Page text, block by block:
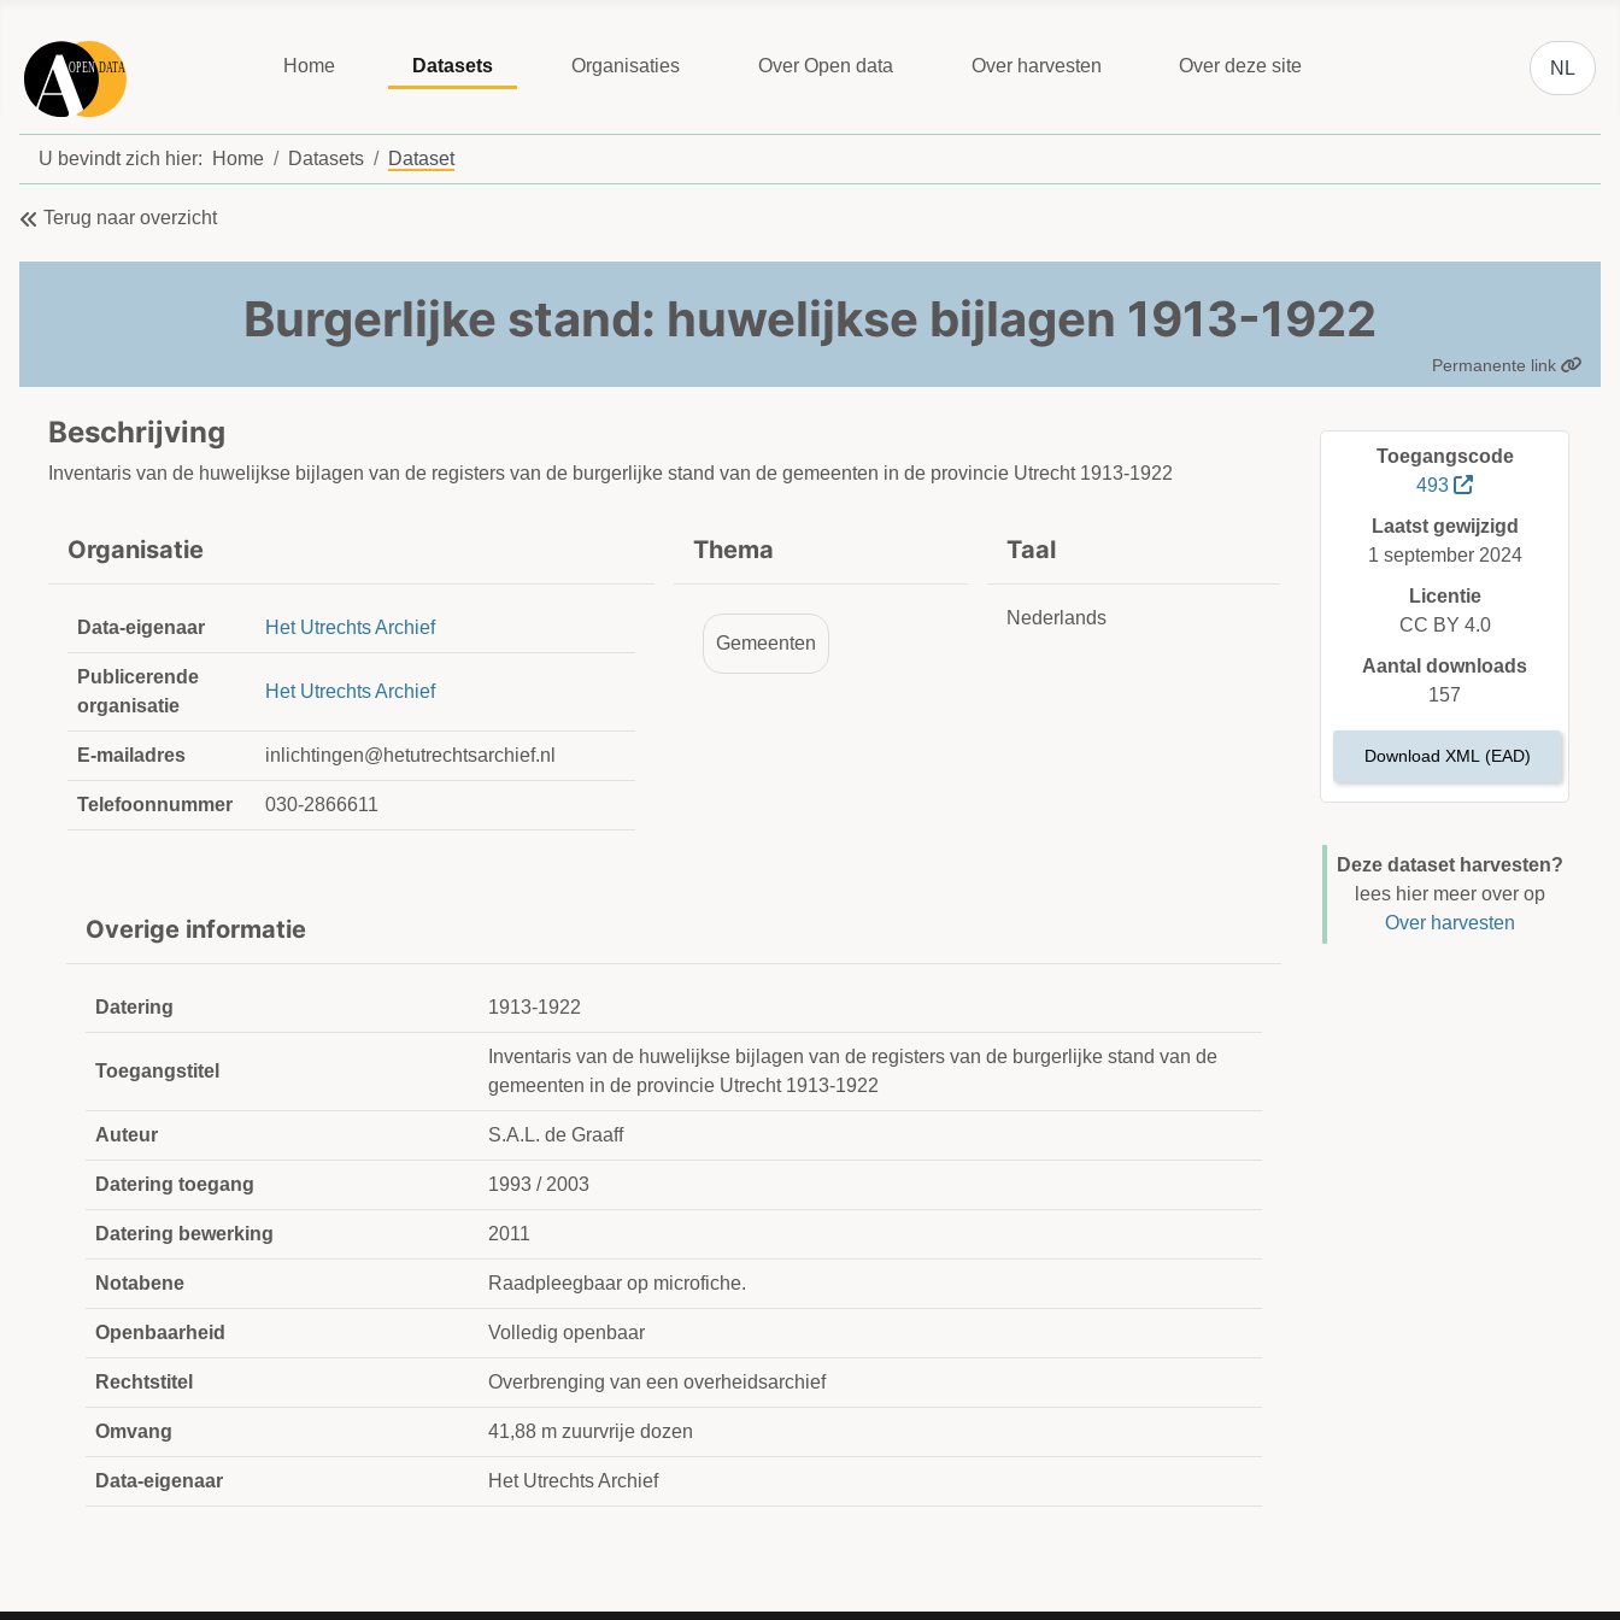
Home Datasets Organisaties Over Open data Over harvesten Over deze site
Selecteer
NL
U bevindt zich hier: Home Datasets Dataset
Terug naar overzicht
Burgerlijke stand: huwelijkse bijlagen 1913-1922
Permanente link
Beschrijving
Inventaris van de huwelijkse bijlagen van de registers van de burgerlijke stand van de gemeenten in de provincie Utrecht 1913-1922
Organisatie
Data-eigenaar Het Utrechts Archief
Publicerende
organisatie
Het Utrechts Archief
E-mailadres inlichtingen@hetutrechtsarchief.nl
Telefoonnummer 030-2866611
Thema
Gemeenten
Taal
Nederlands
Overige informatie
Datering 1913-1922
Toegangstitel
Inventaris van de huwelijkse bijlagen van de registers van de burgerlijke stand van de
gemeenten in de provincie Utrecht 1913-1922
Auteur S.A.L. de Graaff
Datering toegang 1993 / 2003
Datering bewerking 2011
Notabene Raadpleegbaar op microfiche.
Openbaarheid Volledig openbaar
Rechtstitel Overbrenging van een overheidsarchief
Omvang 41,88 m zuurvrije dozen
Data-eigenaar Het Utrechts Archief
Toegangscode
493
Laatst gewijzigd
1 september 2024
Licentie
CC BY 4.0
Aantal downloads
157
Download XML (EAD)
Deze dataset harvesten?
lees hier meer over op
Over harvesten